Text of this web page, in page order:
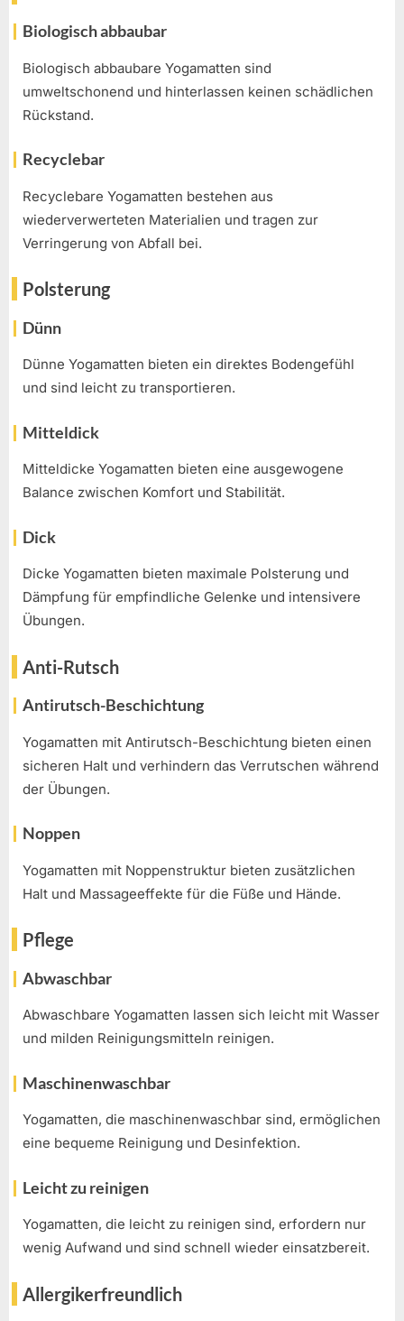
Biologisch abbaubar
Biologisch abbaubare Yogamatten sind
umweltschonend und hinterlassen keinen schädlichen
Rückstand.
Recyclebar
Recyclebare Yogamatten bestehen aus
wiederverwerteten Materialien und tragen zur
Verringerung von Abfall bei.
Polsterung
Dünn
Dünne Yogamatten bieten ein direktes Bodengefühl
und sind leicht zu transportieren.
Mitteldick
Mitteldicke Yogamatten bieten eine ausgewogene
Balance zwischen Komfort und Stabilität.
Dick
Dicke Yogamatten bieten maximale Polsterung und
Dämpfung für empfindliche Gelenke und intensivere
Übungen.
Anti-Rutsch
Antirutsch-Beschichtung
Yogamatten mit Antirutsch-Beschichtung bieten einen
sicheren Halt und verhindern das Verrutschen während
der Übungen.
Noppen
Yogamatten mit Noppenstruktur bieten zusätzlichen
Halt und Massageeffekte für die Füße und Hände.
Pflege
Abwaschbar
Abwaschbare Yogamatten lassen sich leicht mit Wasser
und milden Reinigungsmitteln reinigen.
Maschinenwaschbar
Yogamatten, die maschinenwaschbar sind, ermöglichen
eine bequeme Reinigung und Desinfektion.
Leicht zu reinigen
Yogamatten, die leicht zu reinigen sind, erfordern nur
wenig Aufwand und sind schnell wieder einsatzbereit.
Allergikerfreundlich